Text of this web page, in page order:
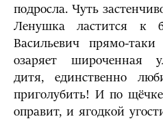
подросла. Чуть
Ленушка ластится к
Васильевич прямо-таки
озаряет широченная
дитя, единственно
приголубить! И по
оправит, и ягодкой